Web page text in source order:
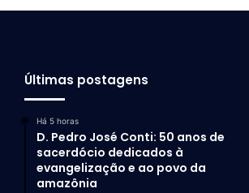
Últimas postagens
Há 5 horas
D. Pedro José Conti: 50 anos de
sacerdócio dedicados à
evangelização e ao povo da
amazônia